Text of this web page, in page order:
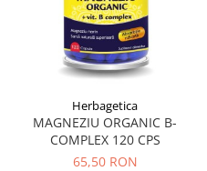
Herbagetica
MAGNEZIU ORGANIC B-
COMPLEX 120 CPS
65,50 RON